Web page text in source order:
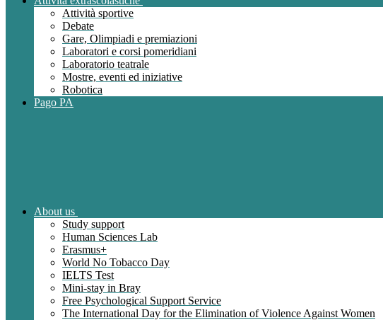
Attività sportive
Debate
Gare, Olimpiadi e premiazioni
Laboratori e corsi pomeridiani
Laboratorio teatrale
Mostre, eventi ed iniziative
Robotica
Pago PA
About us
Study support
Human Sciences Lab
Erasmus+
World No Tobacco Day
IELTS Test
Mini-stay in Bray
Free Psychological Support Service
The International Day for the Elimination of Violence Against Women